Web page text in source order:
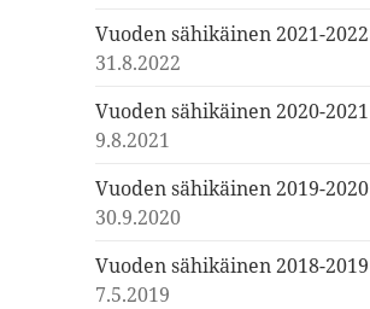
Vuoden sähikäinen 2021-2022
31.8.2022
Vuoden sähikäinen 2020-2021
9.8.2021
Vuoden sähikäinen 2019-2020
30.9.2020
Vuoden sähikäinen 2018-2019
7.5.2019